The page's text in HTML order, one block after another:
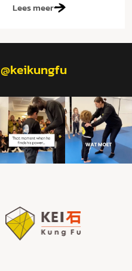
Lees meer
@keikungfu